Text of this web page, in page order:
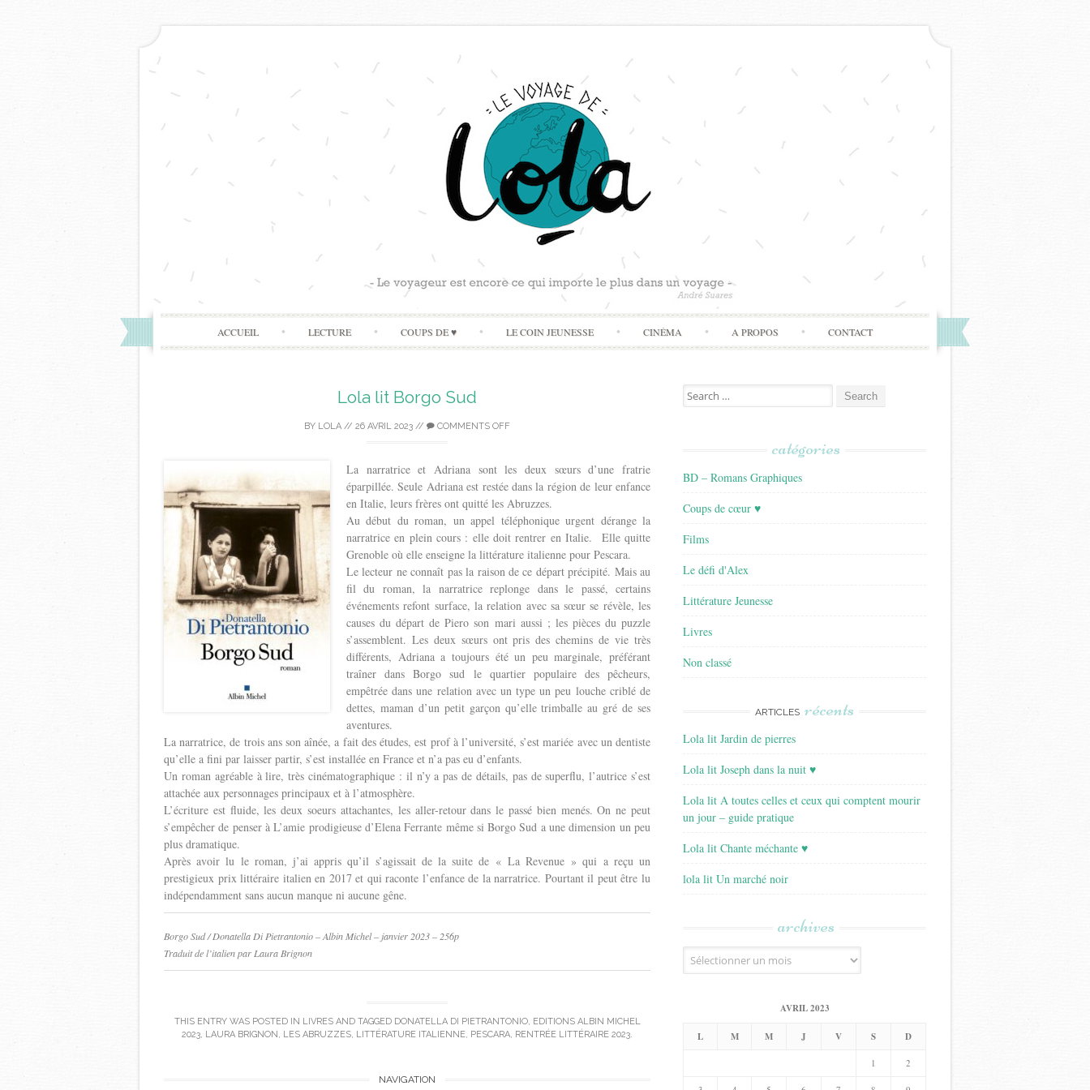
Skip
to
ACCUEIL LECTURE COUPS DE ♥ LE COIN JEUNESSE CINÉMA A PROPOS CONTACT
Lola lit Borgo Sud
BY LOLA // 26 AVRIL 2023 // COMMENTS OFF
La narratrice et Adriana sont les deux sœurs d’une fratrie
éparpillée. Seule Adriana est restée dans la région de leur enfance
en Italie, leurs frères ont quitté les Abruzzes.
Au début du roman, un appel téléphonique urgent dérange la
narratrice en plein cours : elle doit rentrer en Italie. Elle quitte
Grenoble où elle enseigne la littérature italienne pour Pescara.
Le lecteur ne connaît pas la raison de ce départ précipité. Mais au
fil du roman, la narratrice replonge dans le passé, certains
événements refont surface, la relation avec sa sœur se révèle, les
causes du départ de Piero son mari aussi ; les pièces du puzzle
s’assemblent. Les deux sœurs ont pris des chemins de vie très
différents, Adriana a toujours été un peu marginale, préférant
traîner dans Borgo sud le quartier populaire des pêcheurs,
empêtrée dans une relation avec un type un peu louche criblé de
dettes, maman d’un petit garçon qu’elle trimballe au gré de ses
aventures.
La narratrice, de trois ans son aînée, a fait des études, est prof à l’université, s’est mariée avec un dentiste
qu’elle a fini par laisser partir, s’est installée en France et n’a pas eu d’enfants.
Un roman agréable à lire, très cinématographique : il n’y a pas de détails, pas de superflu, l’autrice s’est
attachée aux personnages principaux et à l’atmosphère.
L’écriture est fluide, les deux soeurs attachantes, les aller-retour dans le passé bien menés. On ne peut
s’empêcher de penser à L’amie prodigieuse d’Elena Ferrante même si Borgo Sud a une dimension un peu
plus dramatique.
Après avoir lu le roman, j’ai appris qu’il s’agissait de la suite de « La Revenue » qui a reçu un
prestigieux prix littéraire italien en 2017 et qui raconte l’enfance de la narratrice. Pourtant il peut être lu
indépendamment sans aucun manque ni aucune gêne.
Borgo Sud / Donatella Di Pietrantonio – Albin Michel – janvier 2023 – 256p
Traduit de l’italien par Laura Brignon
THIS ENTRY WAS POSTED IN LIVRESAND TAGGED DONATELLA DI PIETRANTONIO, EDITIONS ALBIN MICHEL
2023 LAURA BRIGNON LES ABRUZZES LITTÉRATURE ITALIENNE PESCARA RENTRÉE LITTÉRAIRE 2023
NAVIGATION
Search
for:
catégories
BD – Romans Graphiques
Coups de cœur ♥
Films
Le défi d'Alex
Littérature Jeunesse
Livres
Non classé
ARTICLES récents
Lola lit Jardin de pierres
Lola lit Joseph dans la nuit ♥
Lola lit A toutes celles et ceux qui comptent mourir
un jour – guide pratique
Lola lit Chante méchante ♥
lola lit Un marché noir
archives
Archives
AVRIL 2023
L M M J V S D
1 2